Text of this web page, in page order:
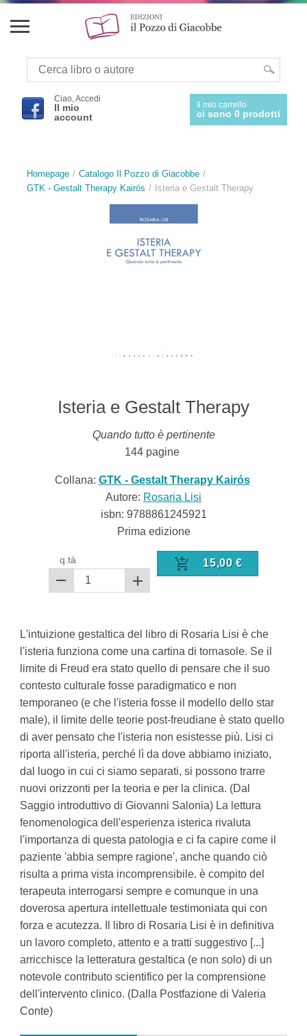
Ciao, Accedi
Il mio
account
Il mio carrello
ci sono 0 prodotti
Homepage
Catalogo Il Pozzo di Giacobbe
GTK - Gestalt Therapy Kairós
Isteria e Gestalt Therapy
Isteria e Gestalt Therapy
Quando tutto è pertinente
144pagine
Collana: GTK - Gestalt Therapy Kairós
Autore: Rosaria Lisi
isbn: 9788861245921
Prima edizione
q.tà 15,00 €
L'intuizione gestaltica del libro di Rosaria Lisi è che
l'isteria funziona come una cartina di tornasole. Se il
limite di Freud era stato quello di pensare che il suo
contesto culturale fosse paradigmatico e non
temporaneo (e che l'isteria fosse il modello dello star
male), il limite delle teorie post-freudiane è stato quello
di aver pensato che l'isteria non esistesse più. Lisi ci
riporta all'isteria, perché lì da dove abbiamo iniziato,
dal luogo in cui ci siamo separati, si possono trarre
nuovi orizzonti per la teoria e per la clinica. (Dal
Saggio introduttivo di Giovanni Salonia) La lettura
fenomenologica dell'esperienza isterica rivaluta
l'importanza di questa patologia e ci fa capire come il
paziente 'abbia sempre ragione', anche quando ciò
risulta a prima vista incomprensibile. è compito del
terapeuta interrogarsi sempre e comunque in una
doverosa apertura intellettuale testimoniata qui con
forza e acutezza. Il libro di Rosaria Lisi è in definitiva
un lavoro completo, attento e a tratti suggestivo [...]
arricchisce la letteratura gestaltica (e non solo) di un
notevole contributo scientifico per la comprensione
dell'intervento clinico. (Dalla Postfazione di Valeria
Conte)